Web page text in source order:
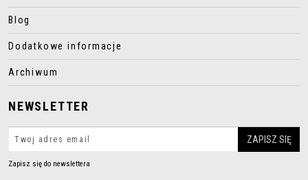
Blog
Dodatkowe informacje
Archiwum
NEWSLETTER
Zapisz się do newslettera